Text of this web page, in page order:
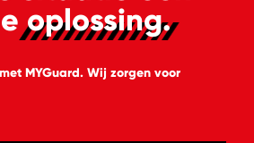
oplossing.
MYGuard. Wij zorgen voor